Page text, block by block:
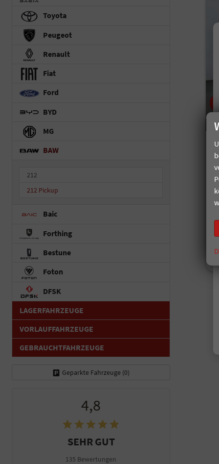
/
Toyota
Peugeot
Renault
Fiat
Ford
BYD
MG
BAW
212
212 Pickup
Baic
Forthing
Bestune
Foton
DFSK
LAGERFAHRZEUGE
VORLAUFFAHRZEUGE
GEBRAUCHTFAHRZEUGE
Geparkte Fahrzeuge (0)
4,8
SEHR GUT
135 Bewertungen